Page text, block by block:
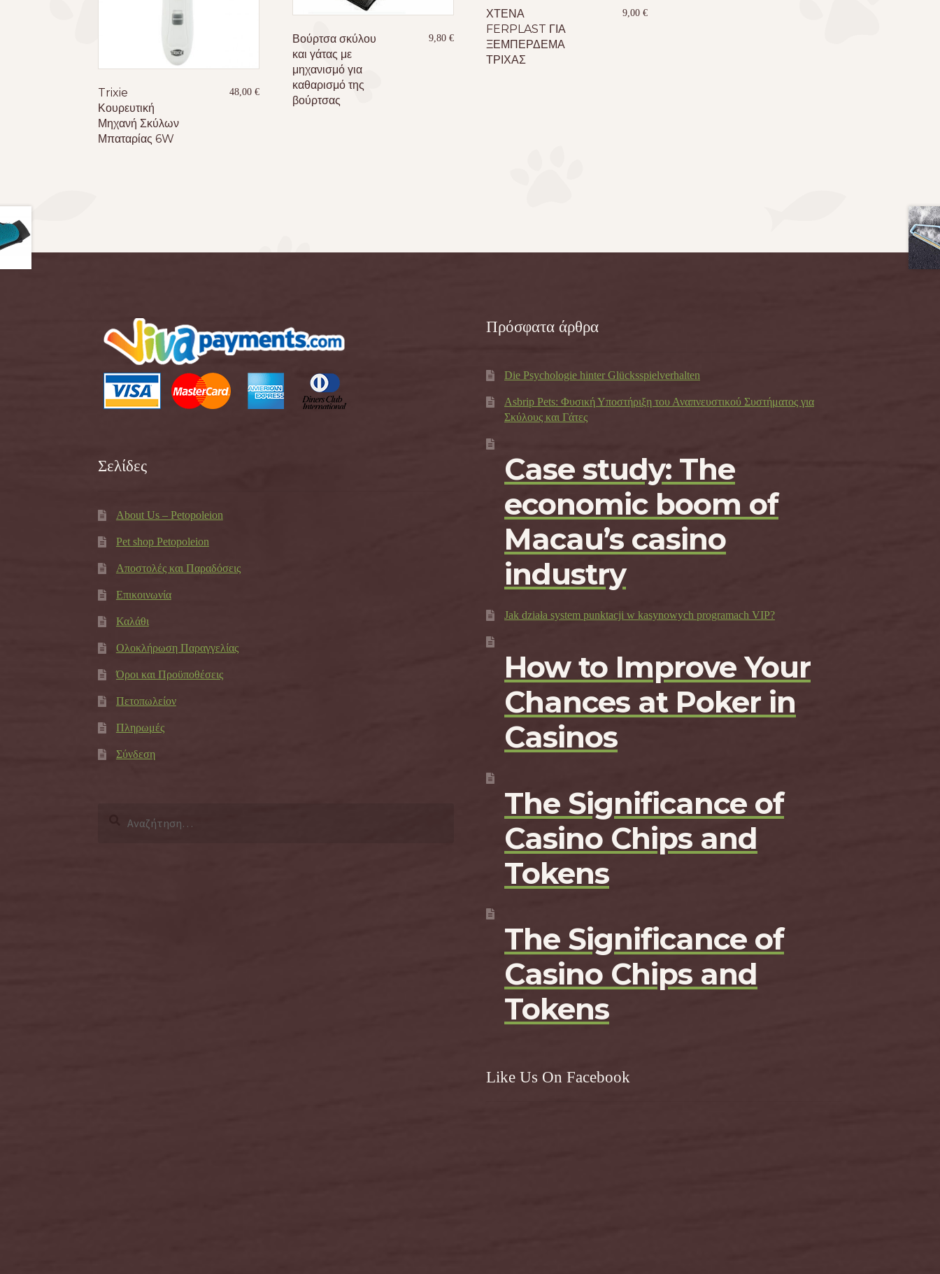
Trixie
Κουρευτική
Μηχανή Σκύλων
Μπαταρίας 6W
48,00€
Βούρτσα σκύλου
και γάτας με
μηχανισμό για
καθαρισμό της
βούρτσας
9,80 €
ΧΤΕΝΑ
FERPLAST ΓΙΑ
ΞΕΜΠΕΡΔΕΜΑ
ΤΡΙΧΑΣ
9,00€
Σελίδες
About Us – Petopoleion
Pet shop Petopoleion
Αποστολές και Παραδόσεις
Επικοινωνία
Καλάθι
Ολοκλήρωση Παραγγελίας
Όροι και Προϋποθέσεις
Πετοπωλείον
Πληρωμές
Σύνδεση
Πρόσφατα άρθρα
Die Psychologie hinter Glücksspielverhalten
Asbrip Pets: Φυσική Υποστήριξη του Αναπνευστικού Συστήματος για
Σκύλους και Γάτες
Case study: The
economic boom of
Macau’s casino
industry
Jak działa system punktacji w kasynowych programach VIP?
How to Improve Your
Chances at Poker in
Casinos
The Significance of
Casino Chips and
Tokens
The Significance of
Casino Chips and
Tokens
Like Us On Facebook